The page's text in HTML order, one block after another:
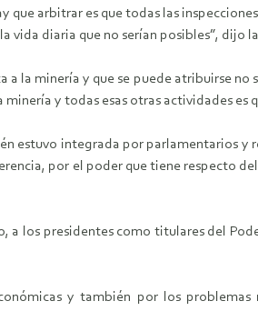
que arbitrar es que todas las
diaria que no serían posibles”, dijo
la minería y que se puede atribuirse
y todas esas otras actividades es
estuvo integrada por parlamentarios
por el poder que tiene respecto
los presidentes como titulares del
y también por los